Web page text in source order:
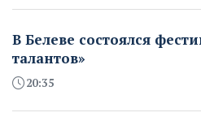
В Белеве состоялся
талантов»
20:35